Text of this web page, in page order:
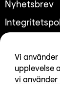
Vi
upplevelse
vi använder
Nyhetsbrev